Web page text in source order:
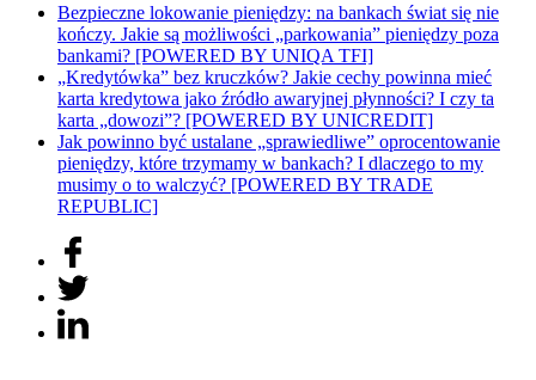
Bezpieczne lokowanie pieniędzy: na bankach świat się nie
kończy. Jakie są możliwości „parkowania” pieniędzy poza
bankami? [POWERED BY UNIQA TFI]
„Kredytówka” bez kruczków? Jakie cechy powinna mieć
karta kredytowa jako źródło awaryjnej płynności? I czy ta
karta „dowozi”? [POWERED BY UNICREDIT]
Jak powinno być ustalane „sprawiedliwe” oprocentowanie
pieniędzy, które trzymamy w bankach? I dlaczego to my
musimy o to walczyć? [POWERED BY TRADE
REPUBLIC]